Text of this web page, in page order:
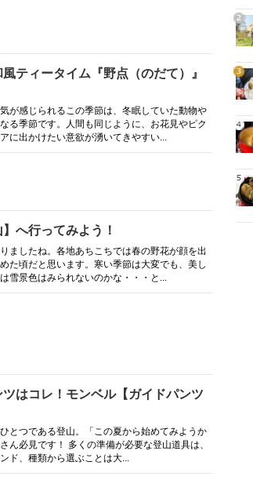
ティータイム『野点（のだて）』
が感じられるこの季節は、冬眠していた動物や
る季節です。人間も同じように、お花見やピク
に出かけたい意欲が湧いてきやすい...
へ行ってみよう！
ましたね。各地あちこちでは春の野花が顔を出
た頃だと思います。寒い季節は大変でも、美し
雪景色はみられないのかな・・・と...
はコレ！モンベル【ガイドパンツ
とつである登山。「この夏から始めてみようか
ん必見です！ 多くの準備が必要な登山道具は、
ド、種類から選ぶことは大...
2
位
3
位
4
位
5
位